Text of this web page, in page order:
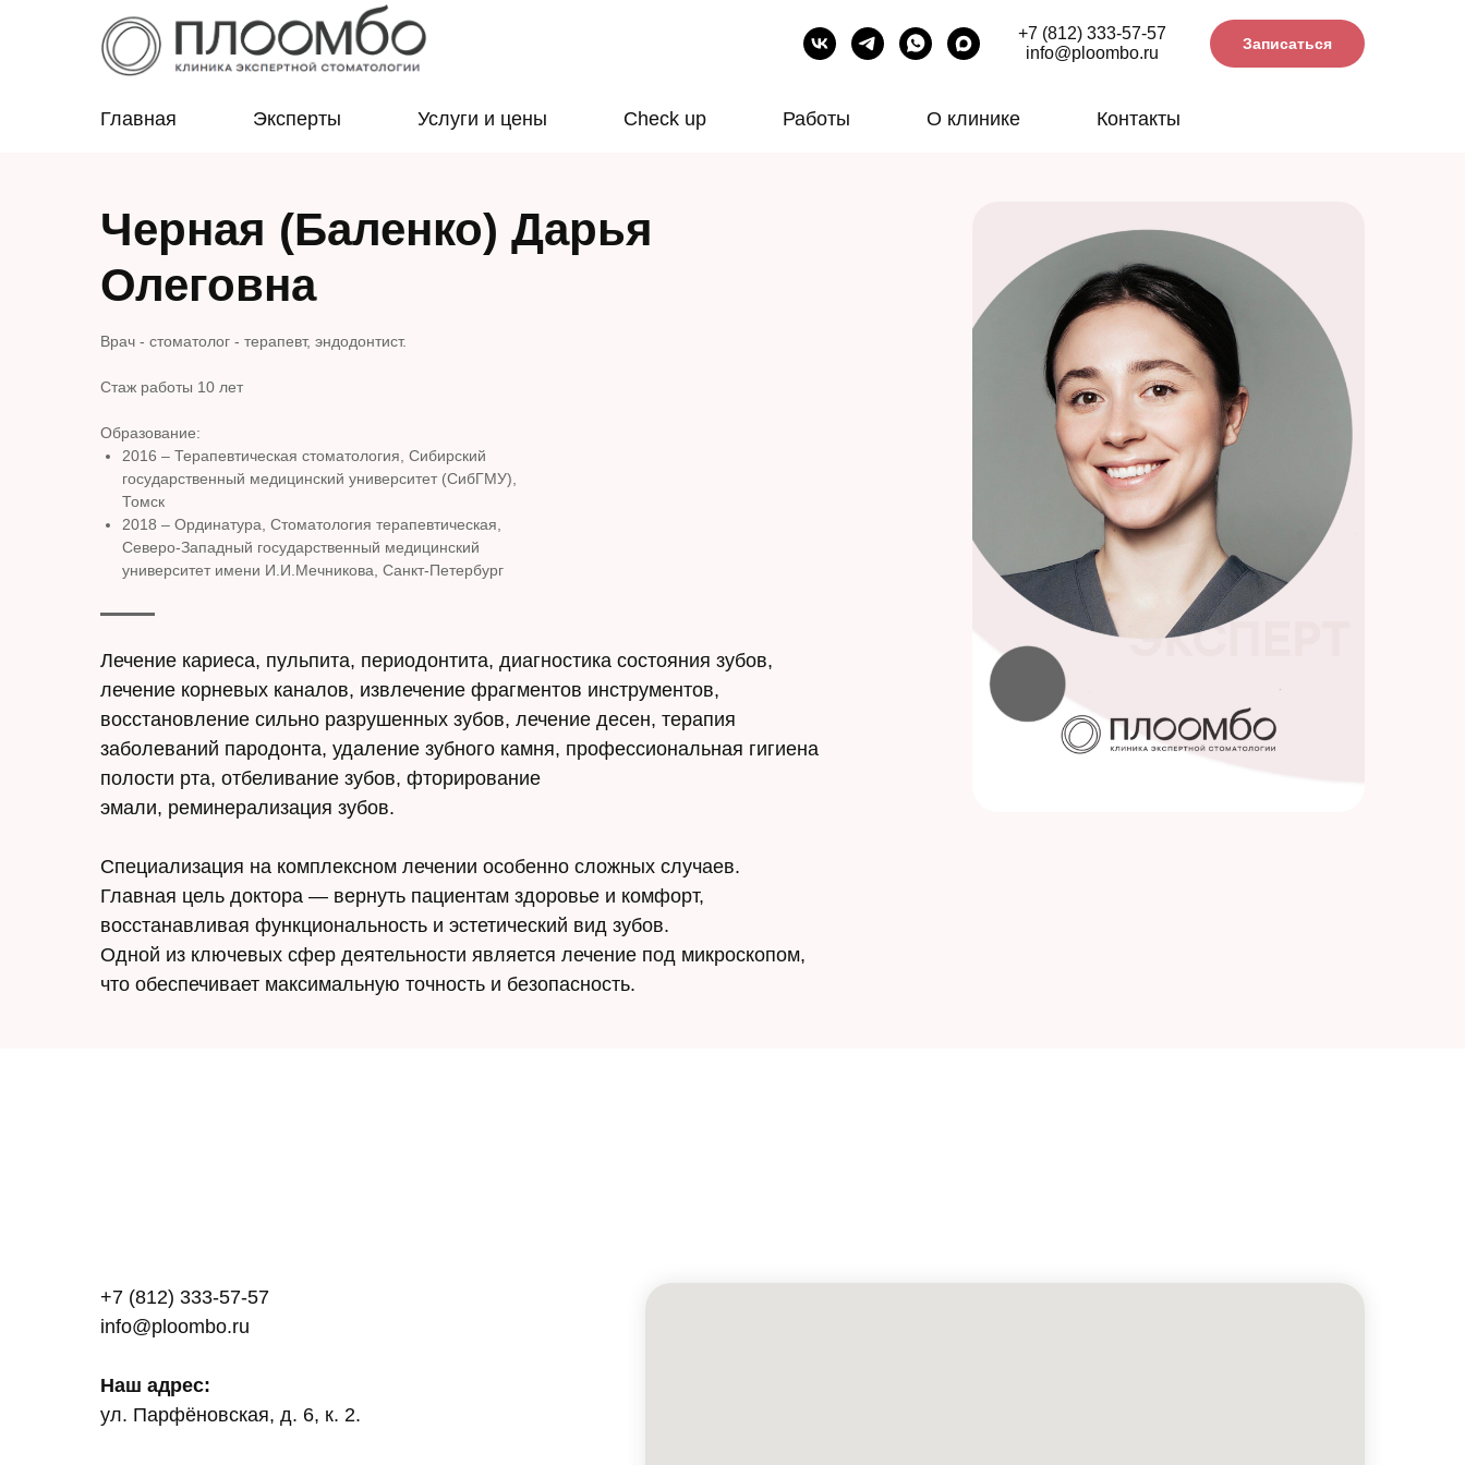
+7 (812) 333-57-57
info@ploombo.ru
Записаться
Главная Эксперты Услуги и цены Check up Работы О клинике Контакты
Черная (Баленко) Дарья
Олеговна
Врач - стоматолог - терапевт, эндодонтист.
Стаж работы 10 лет
Образование:
2016 – Терапевтическая стоматология, Сибирский
государственный медицинский университет (СибГМУ),
Томск
2018 – Ординатура, Стоматология терапевтическая,
Северо-Западный государственный медицинский
университет имени И.И.Мечникова, Санкт-Петербург
Лечение кариеса, пульпита, периодонтита, диагностика состояния зубов,
лечение корневых каналов, извлечение фрагментов инструментов,
восстановление сильно разрушенных зубов, лечение десен, терапия
заболеваний пародонта, удаление зубного камня, профессиональная гигиена
полости рта, отбеливание зубов, фторирование
эмали, реминерализация зубов.
Специализация на комплексном лечении особенно сложных случаев.
Главная цель доктора — вернуть пациентам здоровье и комфорт,
восстанавливая функциональность и эстетический вид зубов.
Одной из ключевых сфер деятельности является лечение под микроскопом,
что обеспечивает максимальную точность и безопасность.
+7 (812) 333-57-57
info@ploombo.ru
Наш адрес:
ул. Парфёновская, д. 6, к. 2.